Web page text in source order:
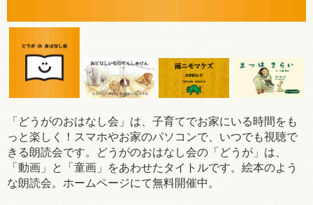
「どうがのおはなし会」は、子育てでお家にいる時間をも
っと楽しく！スマホやお家のパソコンで、いつでも視聴で
きる朗読会です。どうがのおはなし会の「どうが」は、
「動画」と「童画」をあわせたタイトルです。絵本のよう
な朗読会。ホームページにて無料開催中。